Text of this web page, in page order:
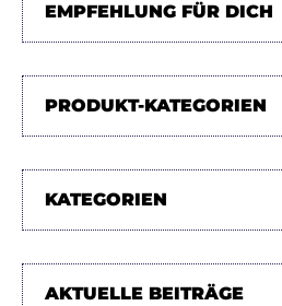
EMPFEHLUNG FÜR DICH
PRODUKT-KATEGORIEN
KATEGORIEN
AKTUELLE BEITRÄGE